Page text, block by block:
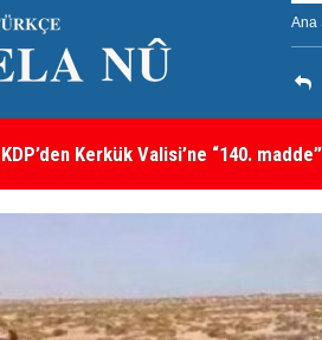
Ana
KDP’den Kerkük Valisi’ne “140.
Kerkük’te Kürt partilerden 7 maddelik